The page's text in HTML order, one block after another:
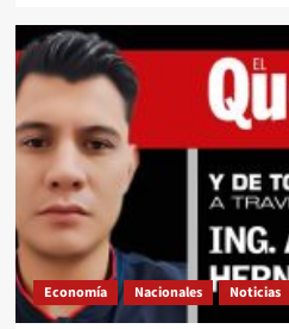
Economía Nacionales Noticias